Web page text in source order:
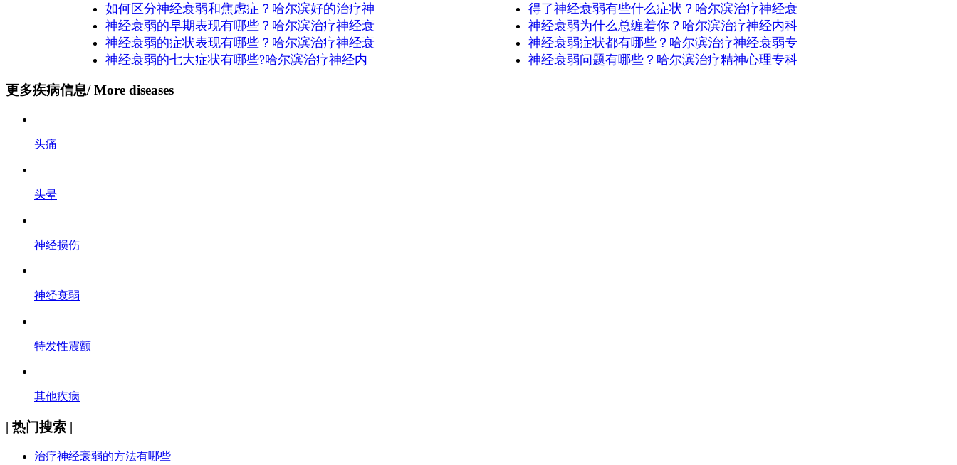
如何区分神经衰弱和焦虑症？哈尔滨好的治疗神
得了神经衰弱有些什么症状？哈尔滨治疗神经衰
神经衰弱的早期表现有哪些？哈尔滨治疗神经衰
神经衰弱为什么总缠着你？哈尔滨治疗神经内科
神经衰弱的症状表现有哪些？哈尔滨治疗神经衰
神经衰弱症状都有哪些？哈尔滨治疗神经衰弱专
神经衰弱的七大症状有哪些?哈尔滨治疗神经内
神经衰弱问题有哪些？哈尔滨治疗精神心理专科
更多疾病信息/ More diseases
头痛
头晕
神经损伤
神经衰弱
特发性震颤
其他疾病
| 热门搜索 |
治疗神经衰弱的方法有哪些